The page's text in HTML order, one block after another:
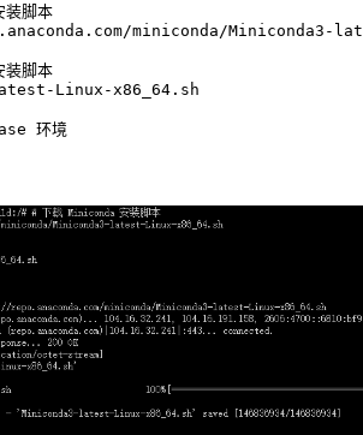
脚本
miniconda/Miniconda3-
脚本
Linux-x86_64.sh
环境